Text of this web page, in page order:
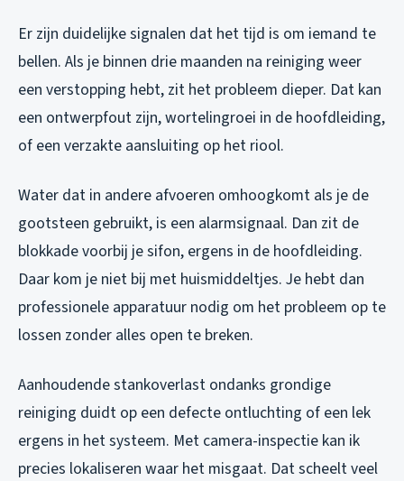
Er zijn duidelijke signalen dat het tijd is om iemand te
bellen. Als je binnen drie maanden na reiniging weer
een verstopping hebt, zit het probleem dieper. Dat kan
een ontwerpfout zijn, wortelingroei in de hoofdleiding,
of een verzakte aansluiting op het riool.
Water dat in andere afvoeren omhoogkomt als je de
gootsteen gebruikt, is een alarmsignaal. Dan zit de
blokkade voorbij je sifon, ergens in de hoofdleiding.
Daar kom je niet bij met huismiddeltjes. Je hebt dan
professionele apparatuur nodig om het probleem op te
lossen zonder alles open te breken.
Aanhoudende stankoverlast ondanks grondige
reiniging duidt op een defecte ontluchting of een lek
ergens in het systeem. Met camera-inspectie kan ik
precies lokaliseren waar het misgaat. Dat scheelt veel